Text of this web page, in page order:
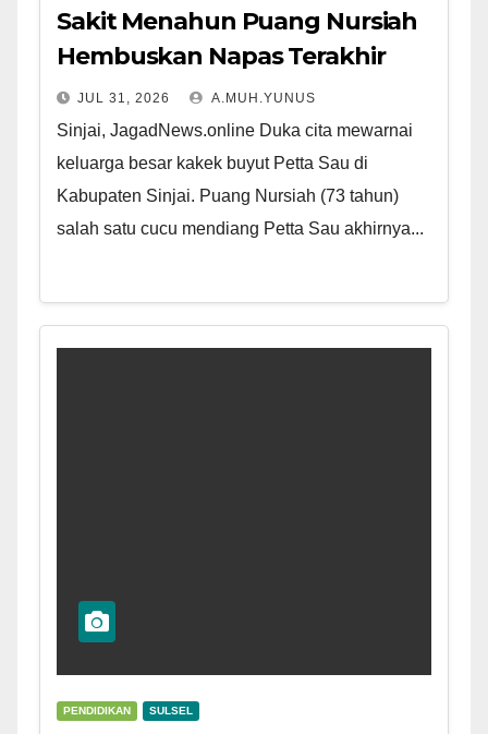
Sakit Menahun Puang Nursiah
Hembuskan Napas Terakhir
JUL 31, 2026 A.MUH.YUNUS
Sinjai, JagadNews.online Duka cita mewarnai
keluarga besar kakek buyut Petta Sau di
Kabupaten Sinjai. Puang Nursiah (73 tahun)
salah satu cucu mendiang Petta Sau akhirnya...
PENDIDIKAN SULSEL